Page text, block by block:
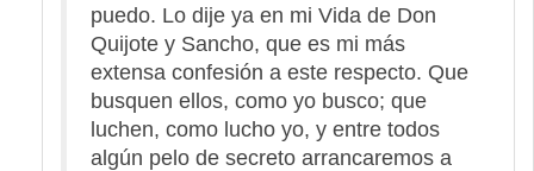
puedo. Lo dije ya en mi Vida de Don
Quijote y Sancho, que es mi más
extensa confesión a este respecto. Que
busquen ellos, como yo busco; que
luchen, como lucho yo, y entre todos
algún pelo de secreto arrancaremos a